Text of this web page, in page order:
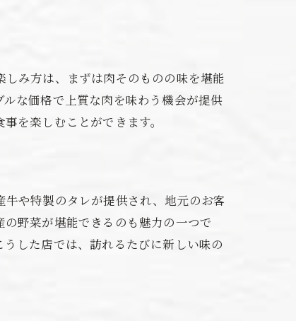
み方は、まずは肉そのものの味を堪能
な価格で上質な肉を味わう機会が提供
を楽しむことができます。
や特製のタレが提供され、地元のお客
野菜が堪能できるのも魅力の一つで
した店では、訪れるたびに新しい味の